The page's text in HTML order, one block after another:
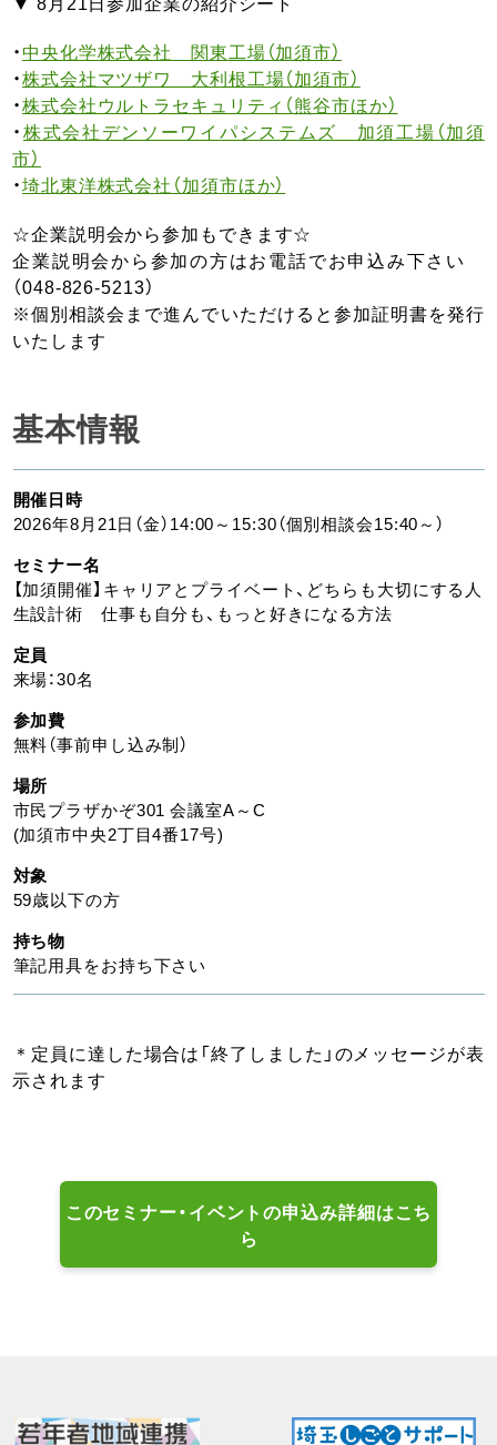
・中央化学株式会社 関東工場（加須市）
・株式会社マツザワ 大利根工場（加須市）
・株式会社ウルトラセキュリティ（熊谷市ほか）
・株式会社デンソーワイパシステムズ 加須工場（加須
市）
・埼北東洋株式会社（加須市ほか）
☆企業説明会から参加もできます☆
企業説明会から参加の方はお電話でお申込み下さい
（048-826-5213）
※個別相談会まで進んでいただけると参加証明書を発行
いたします
基本情報
開催日時
2026年8月21日（金）14:00～15:30（個別相談会15:40～）
セミナー名
【加須開催】キャリアとプライベート、どちらも大切にする人
生設計術 仕事も自分も、もっと好きになる方法
定員
来場：30名
参加費
無料（事前申し込み制）
場所
市民プラザかぞ301 会議室A～C
(加須市中央2丁目4番17号)
対象
59歳以下の方
持ち物
筆記用具をお持ち下さい
＊定員に達した場合は「終了しました」のメッセージが表
示されます
このセミナー・イベントの申込み詳細はこち
ら